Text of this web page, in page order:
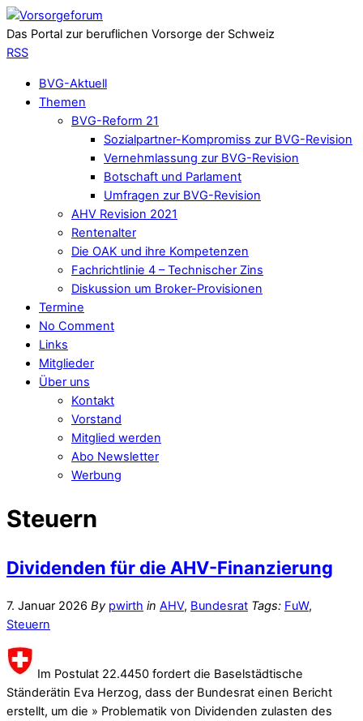
Das Portal zur beruflichen Vorsorge der Schweiz
RSS
BVG-Aktuell
Themen
BVG-Reform 21
Sozialpartner-Kompromiss zur BVG-Revision
Vernehmlassung zur BVG-Revision
Botschaft und Parlament
Umfragen zur BVG-Revision
AHV Revision 2021
Rentenalter
Die OAK und ihre Kompetenzen
Fachrichtlinie 4 – Technischer Zins
Diskussion um Broker-Provisionen
Termine
No Comment
Links
Mitglieder
Über uns
Kontakt
Vorstand
Mitglied werden
Abo Newsletter
Werbung
Steuern
Dividenden für die AHV-Finanzierung
7. Januar 2026 By pwirth in AHV, Bundesrat Tags: FuW,
Steuern
Im Postulat 22.4450 fordert die Baselstädtische
Ständerätin Eva Herzog, dass der Bundesrat einen Bericht
erstellt, um die » Problematik von Dividenden zulasten des